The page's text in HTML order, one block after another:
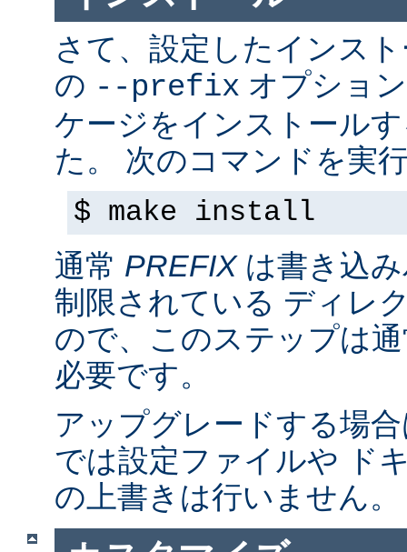
さて、設定したインス
の --prefix オプショ
ケージをインストール
た。 次のコマンドを実
$ make install
通常 PREFIXは書き込
制限されている ディレ
ので、このステップは
必要です。
アップグレードする場
では設定ファイルや ド
の上書きは行いません。